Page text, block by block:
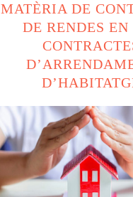
MATÈRIA DE
DE RENDES EN